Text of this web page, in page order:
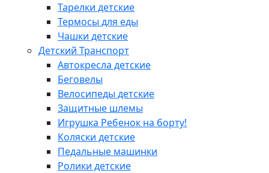
Тарелки детские
Термосы для еды
Чашки детские
Детский Транспорт
Автокресла детские
Беговелы
Велосипеды детские
Защитные шлемы
Игрушка Ребенок на борту!
Коляски детские
Педальные машинки
Ролики детские